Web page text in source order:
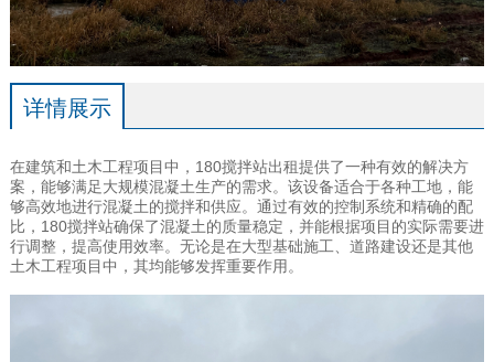
详情展示
在建筑和土木工程项目中，180搅拌站出租提供了一种有效的解决方
案，能够满足大规模混凝土生产的需求。该设备适合于各种工地，能
够高效地进行混凝土的搅拌和供应。通过有效的控制系统和精确的配
比，180搅拌站确保了混凝土的质量稳定，并能根据项目的实际需要进
行调整，提高使用效率。无论是在大型基础施工、道路建设还是其他
土木工程项目中，其均能够发挥重要作用。